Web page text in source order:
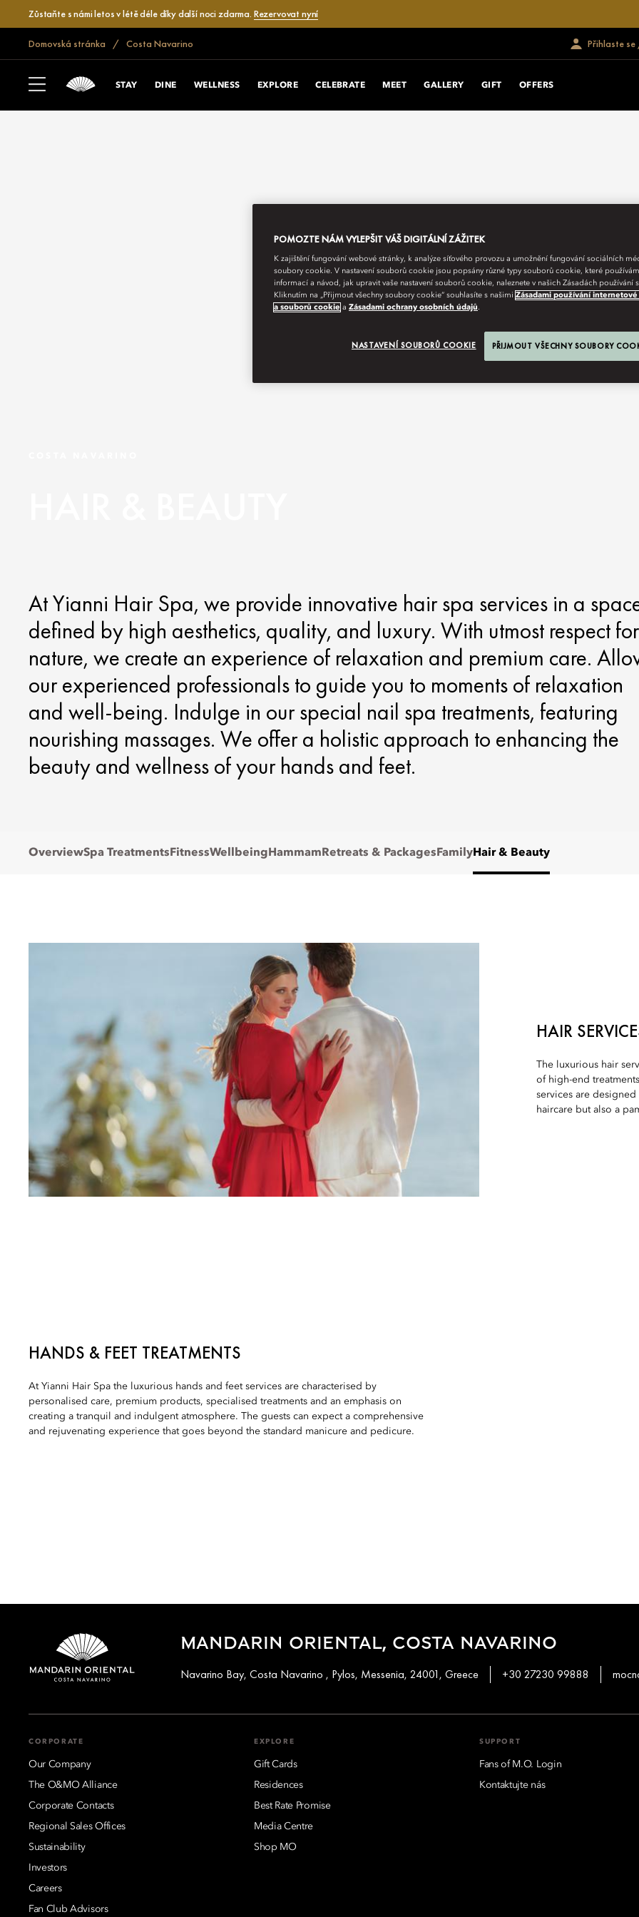
Zůstaňte s námi letos v létě déle díky další noci zdarma. Rezervovat nyní
Domovská stránka Costa Navarino Přihlaste
STAY DINE WELLNESS EXPLORE CELEBRATE MEET GALLERY GIFT OFFERS
At Yianni Hair Spa, we provide innovative hair spa services in a
defined by high aesthetics, quality, and luxury. With utmost respect for
nature, we create an experience of relaxation and premium care.
our experienced professionals to guide you to moments of relaxation
and well-being. Indulge in our special nail spa treatments, featuring
nourishing massages. We offer a holistic approach to enhancing the
beauty and wellness of your hands and feet.
OverviewSpa Treatments FitnessWellbeing Hammam Retreats & Packages Family Hair & Beauty
HAIR
The luxurious hair
of high-end
services are
haircare but also a
HANDS & FEET TREATMENTS
At Yianni Hair Spa the luxurious hands and feet services are characterised by
personalised care, premium products, specialised treatments and an emphasis on
creating a tranquil and indulgent atmosphere. The guests can expect a comprehensive
and rejuvenating experience that goes beyond the standard manicure and pedicure.
MANDARIN ORIENTAL, COSTA NAVARINO
Navarino Bay, Costa Navarino , Pylos, Messenia, 24001, Greece +30 27230 99888
CORPORATE
Our Company
The O&MO Alliance
Corporate Contacts
Regional Sales Offices
Sustainability
Investors
Careers
Fan Club Advisors
EXPLORE
Gift Cards
Residences
Best Rate Promise
Media Centre
Shop MO
SUPPORT
Fans of M.O. Login
Kontaktujte nás
POMOZTE NÁM VYLEPŠIT VÁŠ DIGITÁLNÍ ZÁŽITEK
K zajištění fungování webové stránky, k analýze síťového provozu a umožnění fungování sociálních
soubory cookie. V nastavení souborů cookie jsou popsány různé typy souborů cookie, které
informací a návod, jak upravit vaše nastavení souborů cookie, naleznete v našich Zásadách používání
Kliknutím na „Přijmout všechny soubory cookie“ souhlasíte s našimi Zásadami používání
a souborů cookie a Zásadami ochrany osobních údajů.
NASTAVENÍ SOUBORŮ COOKIE PŘIJMOUT VŠECHNY SOUBORY